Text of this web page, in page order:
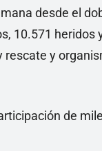
desde el
10.571
y
de